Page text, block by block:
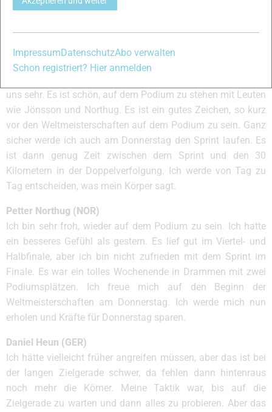
auch Russen und Norweger werden stark sein.
Alex Harvey (CAN)
Ich bin wirklich froh, zurück auf dem Podium zu sein. Das
letzte Mal war das in Trondheim der Fall. Ich mag es, in
uns sehr. Es ist schön, auf dem Podium zu stehen mit Leuten
wie Jönsson und Northug. Es ist ein gutes Zeichen, so kurz
vor den Weltmeisterschaften auf dem Podium zu sein. Ganz
sicher werde ich auch am Donnerstag den Sprint laufen. Es
ist dann genug Zeit zwischen dem Sprint und den 30
Kilometern in der Doppelverfolgung. Ich werde von Tag zu
Tag entscheiden, was mein Körper sagt.
Petter Northug (NOR)
Ich bin sehr froh, wieder auf dem Podium zu sein. Ich hatte
ein besseres Gefühl als gestern. Es lief gut im Viertel- und
Halbfinale, aber ich bin nicht zufrieden mit dem Sprint im
Finale. Es war ein tolles Wochenende in Drammen mit zwei
Podiumsplätzen. Ich freue mich auf den Beginn der
Weltmeisterschaften am Donnerstag. Ich werde mich nun
erholen und Kräfte für Donnerstag sparen.
Daniel Heun (GER)
Ich hätte vielleicht früher angreifen müssen, aber das ist bei
der langen Zielgerade schwer, da fehlen dann hintenraus
noch mehr die Körner. Meine Taktik war, bis auf die
Zielgerade zu warten und dann alles zu probieren. Aber das
Impressum DatenschutzAbo verwalten
Schon registriert? Hier anmelden